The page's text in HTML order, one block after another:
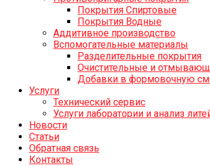
Покрытия Спиртовые
Покрытия Водные
Аддитивное производство
Вспомогательные материалы
Разделительные покрытия
Очистительные и
Добавки в формовочную
Услуги
Технический сервис
Услуги лаборатории и анализ
Новости
Статьи
Обратная связь
Контакты